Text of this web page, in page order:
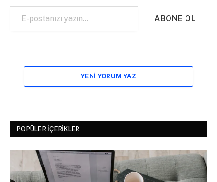
E-postanızı yazın…
ABONE OL
YENI YORUM YAZ
POPÜLER İÇERIKLER